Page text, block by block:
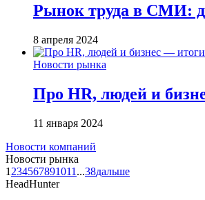
Рынок труда в СМИ:
8 апреля 2024
Новости рынка
Про HR, людей и
11 января 2024
Новости компаний
Новости рынка
1 234567891011 ...38дальше
HeadHunter